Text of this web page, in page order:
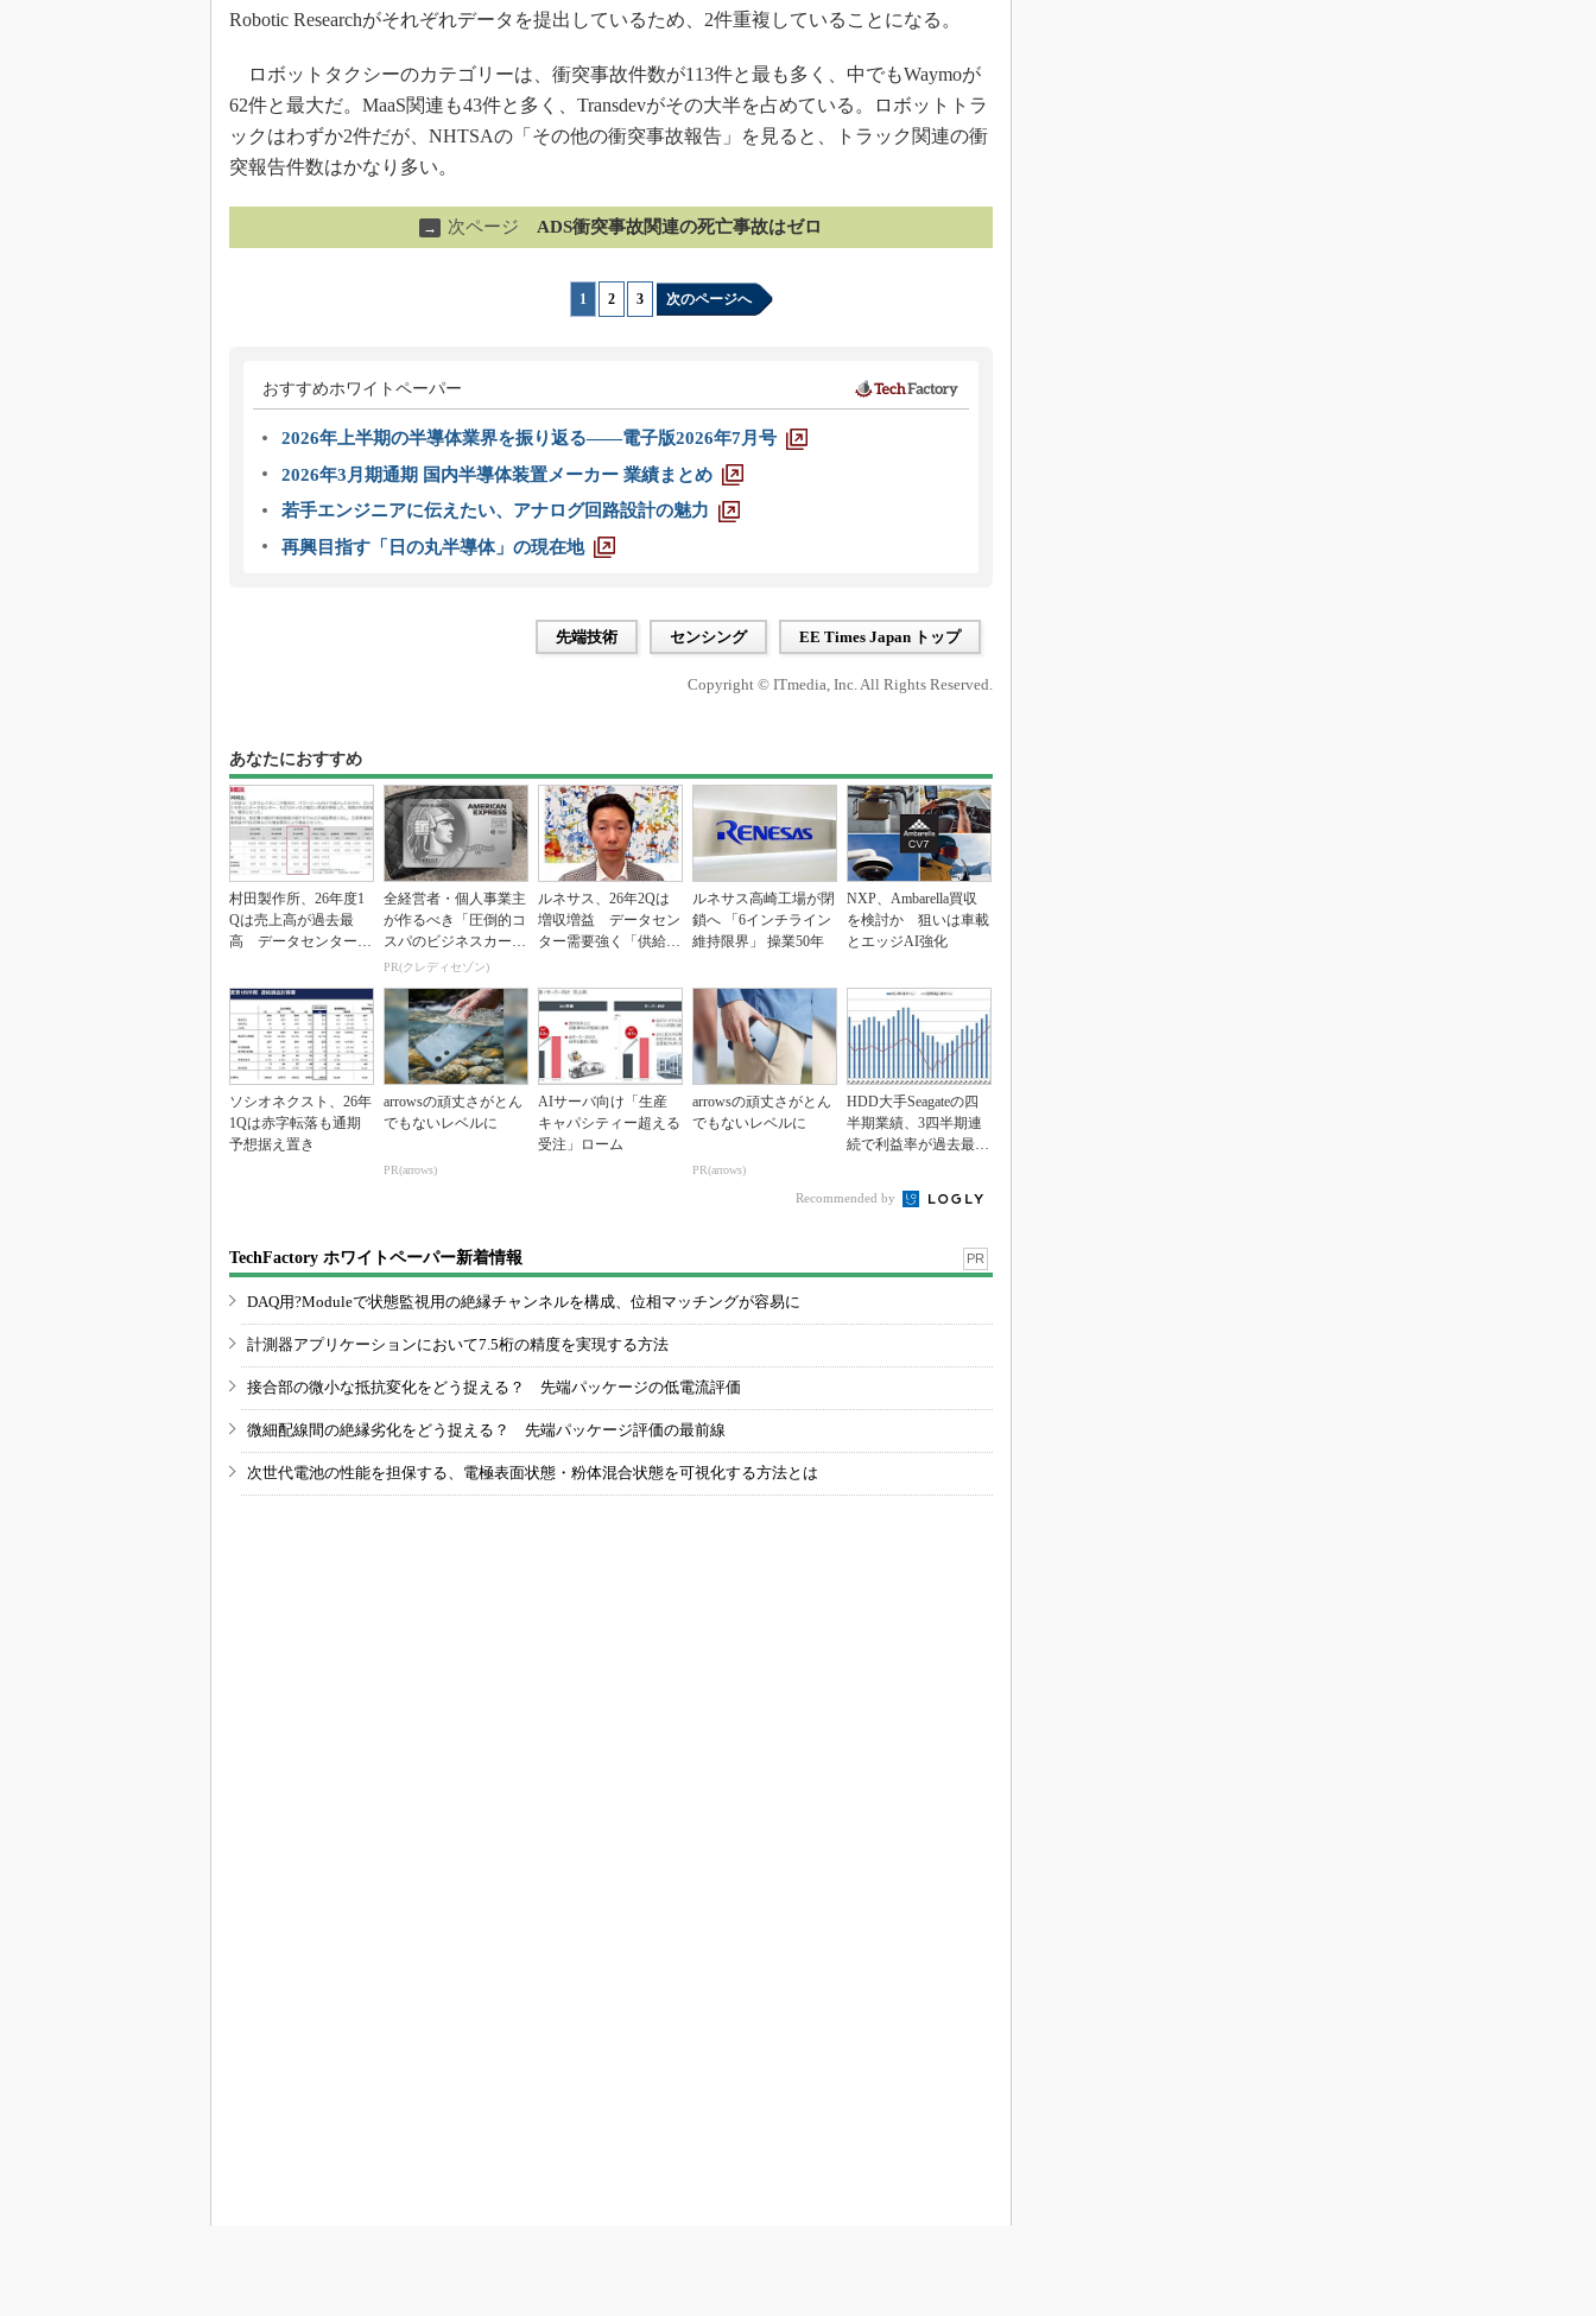
Robotic Researchがそれぞれデータを提出しているため、2件重複していることになる。
ロボットタクシーのカテゴリーは、衝突事故件数が113件と最も多く、中でもWaymoが
62件と最大だ。MaaS関連も43件と多く、Transdevがその大半を占めている。ロボットトラ
ックはわずか2件だが、NHTSAの「その他の衝突事故報告」を見ると、トラック関連の衝
突報告件数はかなり多い。
→ 次ページ ADS衝突事故関連の死亡事故はゼロ
1 2 3 次のページへ
おすすめホワイトペーパー
2026年上半期の半導体業界を振り返る――電子版2026年7月号
2026年3月期通期 国内半導体装置メーカー 業績まとめ
若手エンジニアに伝えたい、アナログ回路設計の魅力
再興目指す「日の丸半導体」の現在地
先端技術 センシング EE Times Japan トップ
Copyright © ITmedia, Inc. All Rights Reserved.
あなたにおすすめ
村田製作所、26年度1
Qは売上高が過去最
高 データセンター関
全経営者・個人事業主
が作るべき「圧倒的コ
スパのビジネスカー
ド」
PR(クレディセゾン)
ルネサス、26年2Qは
増収増益 データセン
ター需要強く「供給は
ルネサス高崎工場が閉
鎖へ 「6インチライン
維持限界」 操業50年
NXP、Ambarella買収
を検討か 狙いは車載
とエッジAI強化
ソシオネクスト、26年
1Qは赤字転落も通期
予想据え置き
arrowsの頑丈さがとん
でもないレベルに
PR(arrows)
AIサーバ向け「生産
キャパシティー超える
受注」ローム
arrowsの頑丈さがとん
でもないレベルに
PR(arrows)
HDD大手Seagateの四
半期業績、3四半期連
続で利益率が過去最高
Recommended by
TechFactory ホワイトペーパー新着情報 PR
DAQ用?Moduleで状態監視用の絶縁チャンネルを構成、位相マッチングが容易に
計測器アプリケーションにおいて7.5桁の精度を実現する方法
接合部の微小な抵抗変化をどう捉える？ 先端パッケージの低電流評価
微細配線間の絶縁劣化をどう捉える？ 先端パッケージ評価の最前線
次世代電池の性能を担保する、電極表面状態・粉体混合状態を可視化する方法とは